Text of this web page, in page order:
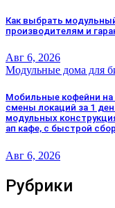
Как выбрать
производителям и
Авг 6, 2026
Модульные дома для
Мобильные кофейни
смены локаций за 1
модульных
ап кафе, с быстрой
Авг 6, 2026
Рубрики